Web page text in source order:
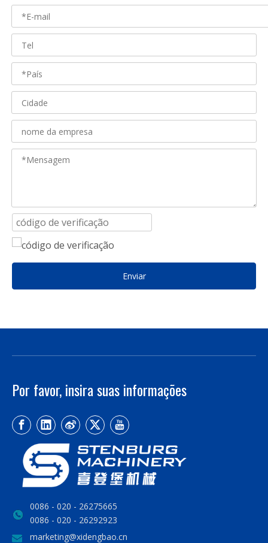
Enviar
Por favor, insira suas informações
0086 - 020 - 26275665
0086 - 020 - 26292923
marketing@xidengbao.cn